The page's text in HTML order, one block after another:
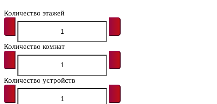
Количество этажей
Количество комнат
Количество устройств